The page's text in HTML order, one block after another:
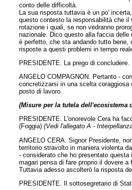
conto delle difficoltà.
La sua risposta tuttavia è un po'
questo contesto la responsabilità che
rotazione i quali, se non vedranno
nazionale. Dico questo alla faccia
è perfetto, che sta andando tutto
risposte a questi problemi in tempo
PRESIDENTE. La prego di concludere.
ANGELO COMPAGNON. Pertanto -
concretizzarsi in una scelta
posto di lavoro.
(Misure per la tutela dell'ecosistema
PRESIDENTE. L'onorevole Cera ha
(Foggia)(Vedi l'allegato A -
ANGELO CERA. Signor Presidente,
territorio stravolto in maniera violenta
- considerato che ho presentato
magari pensa di fare proprio il dovere
Tuttavia adesso ascolterò la risposta
PRESIDENTE. Il sottosegretario di